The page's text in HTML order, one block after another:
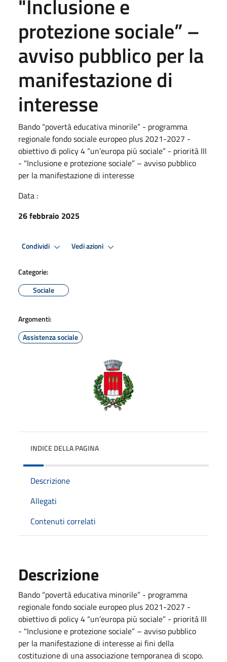
"Inclusione e
protezione sociale” –
avviso pubblico per la
manifestazione di
interesse
Bando “povertà educativa minorile” - programma
regionale fondo sociale europeo plus 2021-2027 -
obiettivo di policy 4 “un’europa più sociale” - priorità III
- "Inclusione e protezione sociale” – avviso pubblico
per la manifestazione di interesse
Data :
26 febbraio 2025
Condividi Vedi azioni
Categorie:
Sociale
Argomenti:
Assistenza sociale
INDICE DELLA PAGINA
Descrizione
Allegati
Contenuti correlati
Descrizione
Bando “povertà educativa minorile” - programma
regionale fondo sociale europeo plus 2021-2027 -
obiettivo di policy 4 “un’europa più sociale” - priorità III
- "Inclusione e protezione sociale” – avviso pubblico
per la manifestazione di interesse ai fini della
costituzione di una associazione temporanea di scopo.